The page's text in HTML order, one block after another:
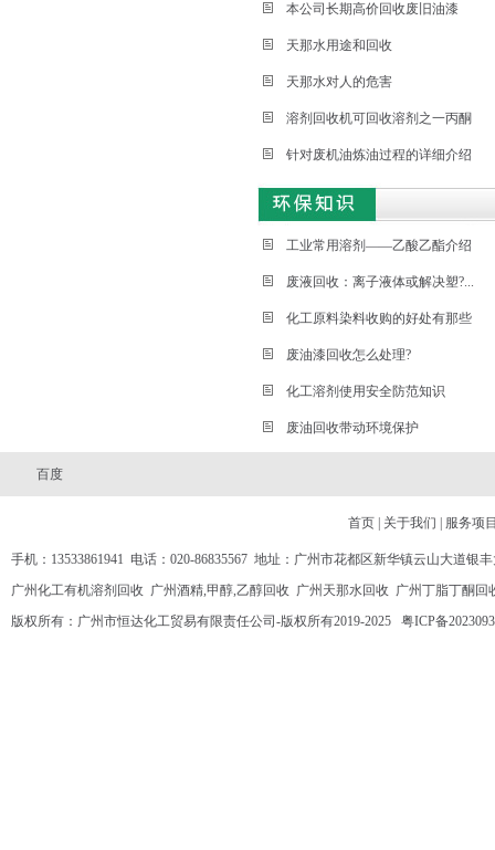
本公司长期高价回收废旧油漆
天那水用途和回收
天那水对人的危害
溶剂回收机可回收溶剂之一丙酮
针对废机油炼油过程的详细介绍
工业常用溶剂——乙酸乙酯介绍
废液回收：离子液体或解决塑?...
化工原料染料收购的好处有那些
废油漆回收怎么处理?
化工溶剂使用安全防范知识
废油回收带动环境保护
百度
首页 关于我们 服务项
手机：13533861941 电话：020-86835567 地址：广州市花都区新华镇云山大道银
广州化工有机溶剂回收 广州酒精,甲醇,乙醇回收 广州天那水回收 广州丁脂丁酮回
版权所有：广州市恒达化工贸易有限责任公司-版权所有2019-2025 粤ICP备